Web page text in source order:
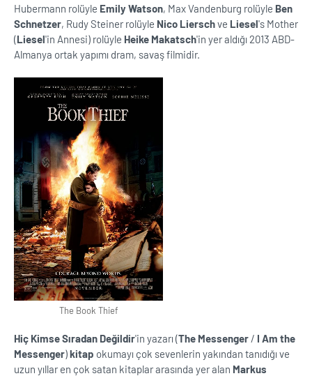
Hubermann rolüyle Emily Watson, Max Vandenburg rolüyle Ben
Schnetzer, Rudy Steiner rolüyle Nico Lierschve Liesel's Mother
(Liesel'in Annesi) rolüyle Heike Makatsch'in yer aldığı 2013 ABD-
Almanya ortak yapımı dram, savaş filmidir.
The Book Thief
Hiç Kimse Sıradan Değildir'in yazarı (The Messenger / I Am the
Messenger)kitap okumayı çok sevenlerin yakından tanıdığı ve
uzun yıllar en çok satan kitaplar arasında yer alan Markus